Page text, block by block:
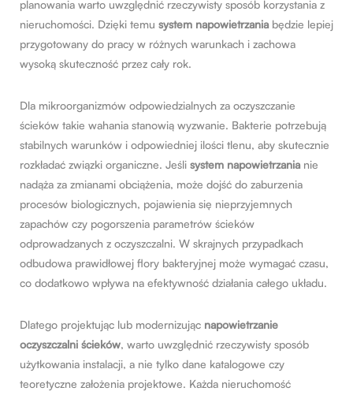
planowania warto uwzględnić rzeczywisty sposób korzystania z
nieruchomości. Dzięki temu system napowietrzania będzie lepiej
przygotowany do pracy w różnych warunkach i zachowa
wysoką skuteczność przez cały rok.
Dla mikroorganizmów odpowiedzialnych za oczyszczanie
ścieków takie wahania stanowią wyzwanie. Bakterie potrzebują
stabilnych warunków i odpowiedniej ilości tlenu, aby skutecznie
rozkładać związki organiczne. Jeśli system napowietrzania nie
nadąża za zmianami obciążenia, może dojść do zaburzenia
procesów biologicznych, pojawienia się nieprzyjemnych
zapachów czy pogorszenia parametrów ścieków
odprowadzanych z oczyszczalni. W skrajnych przypadkach
odbudowa prawidłowej flory bakteryjnej może wymagać czasu,
co dodatkowo wpływa na efektywność działania całego układu.
Dlatego projektując lub modernizując napowietrzanie
oczyszczalni ścieków, warto uwzględnić rzeczywisty sposób
użytkowania instalacji, a nie tylko dane katalogowe czy
teoretyczne założenia projektowe. Każda nieruchomość